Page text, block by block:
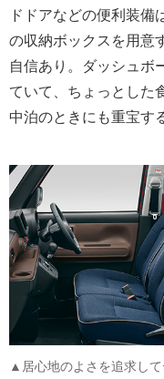
ドドアなどの便利装備
の収納ボックスを用意
自信あり。ダッシュボ
ていて、ちょっとした
中泊のときにも重宝す
▲居心地のよさを追求し